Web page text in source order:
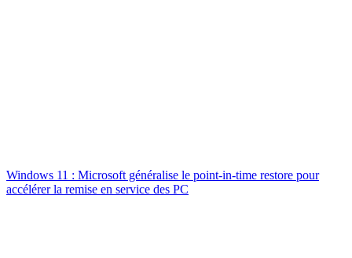
Windows 11 : Microsoft généralise le point-in-time restore pour
accélérer la remise en service des PC